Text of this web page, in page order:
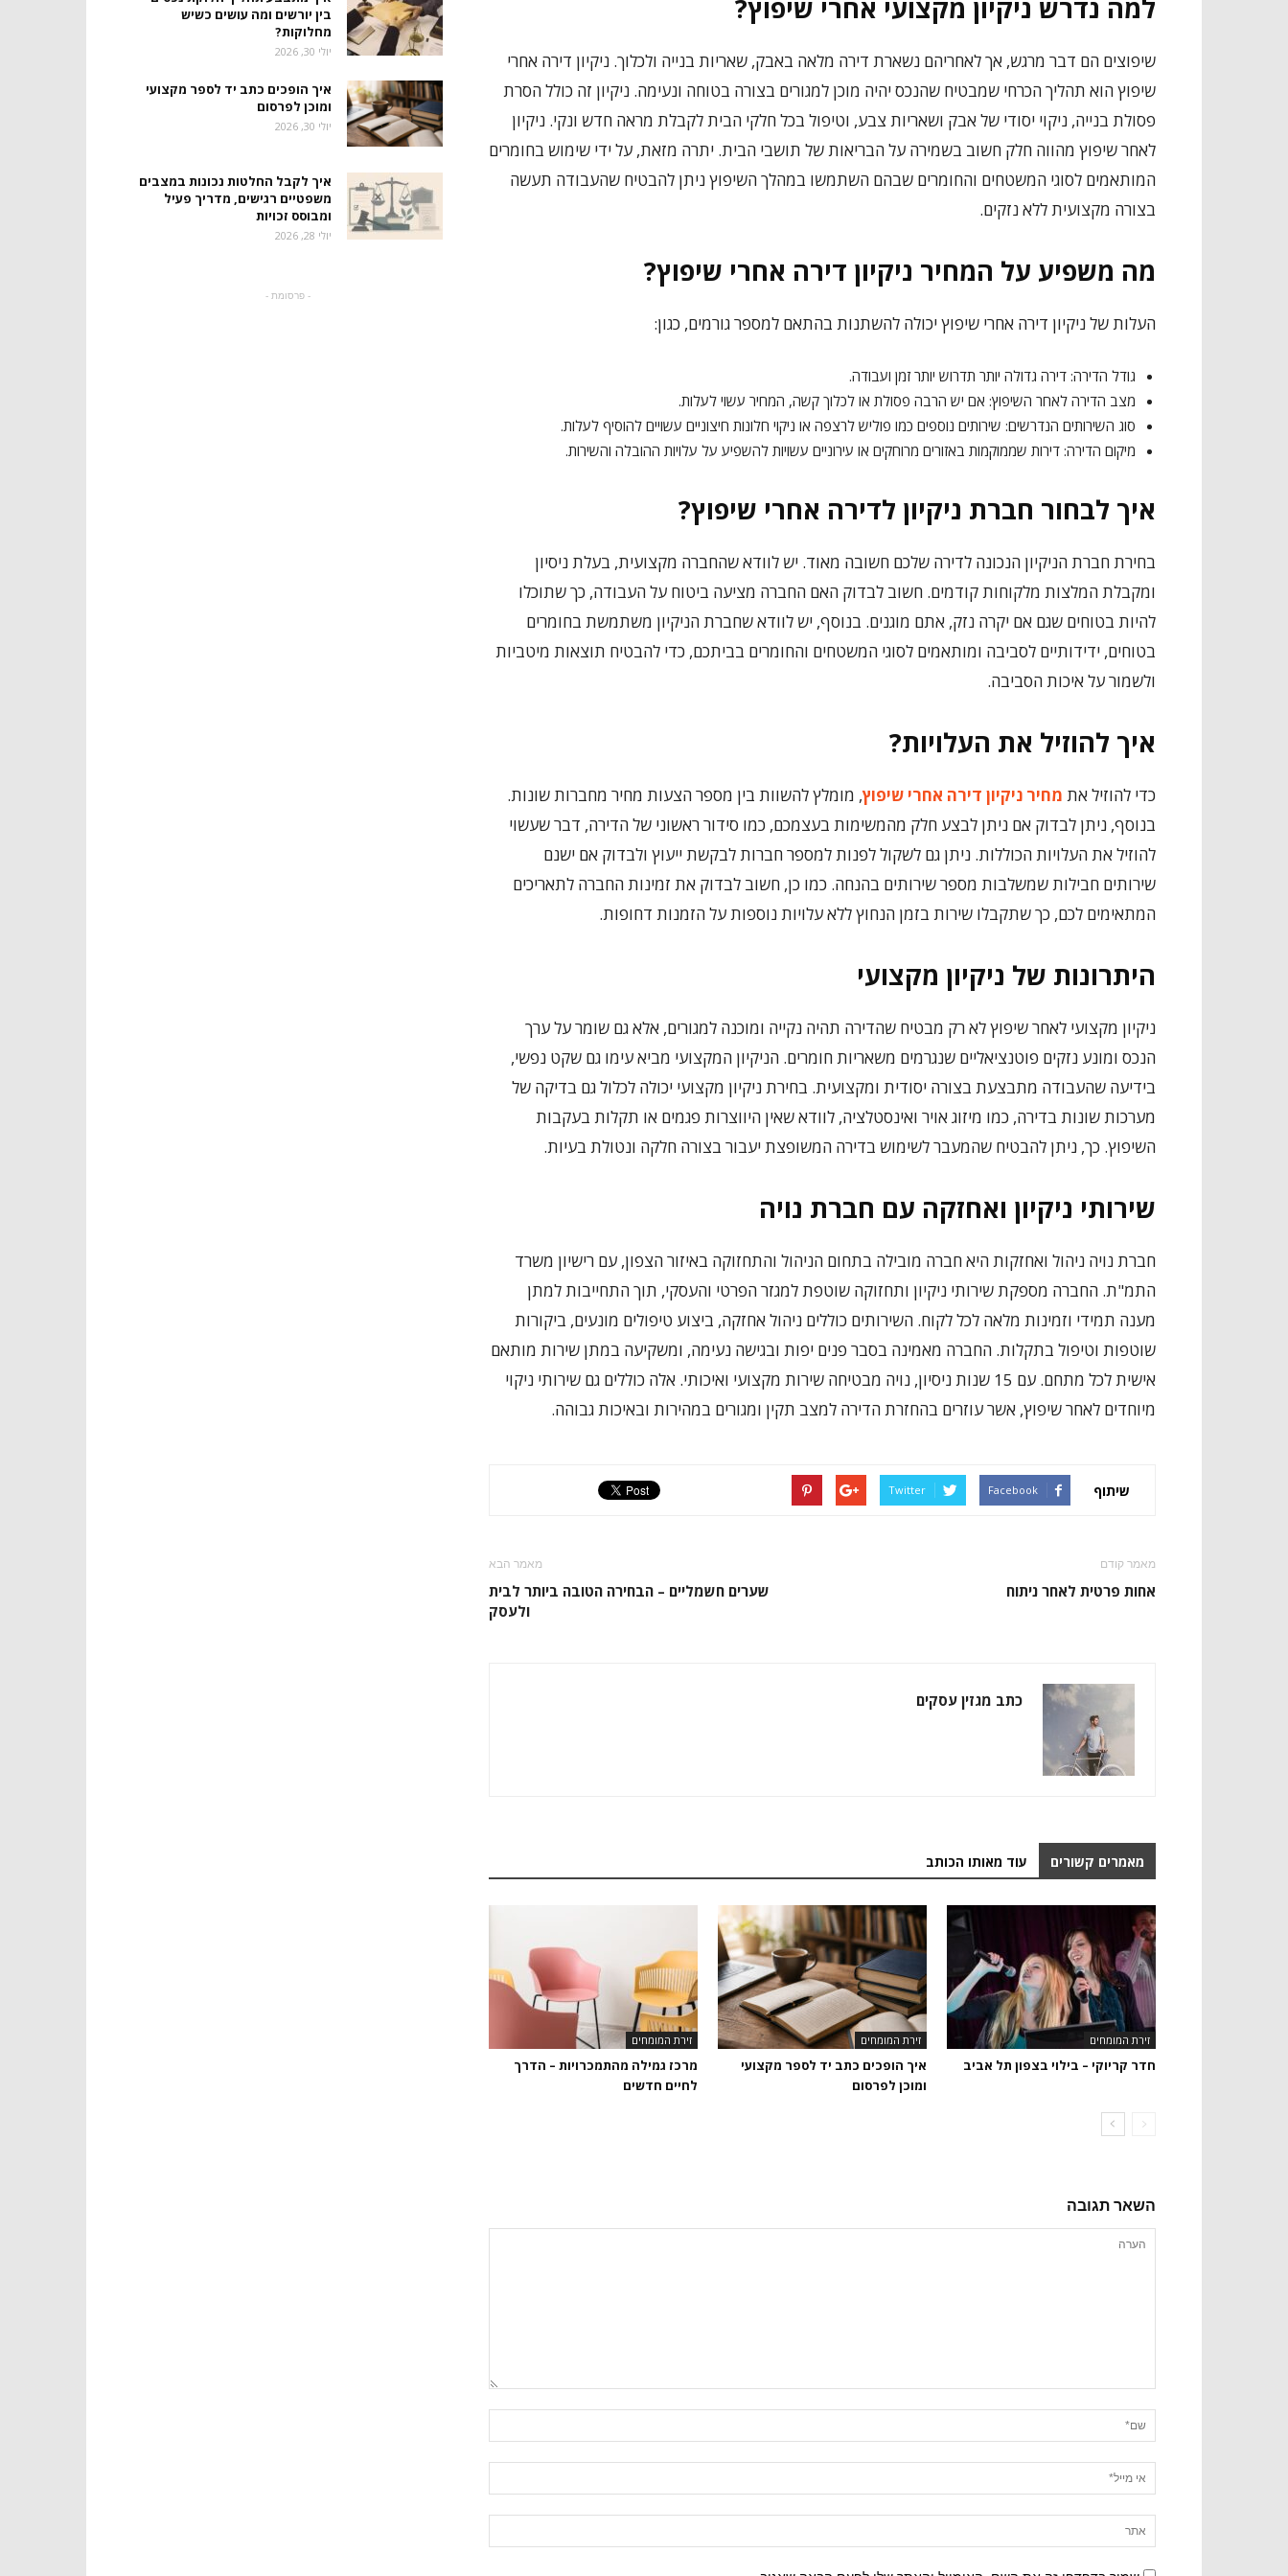
למה נדרש ניקיון מקצועי אחרי שיפוץ?
שיפוצים הם דבר מרגש, אך לאחריהם נשארת דירה מלאה באבק, שאריות בנייה ולכלוך. ניקיון דירה אחרי
שיפוץ הוא תהליך הכרחי שמבטיח שהנכס יהיה מוכן למגורים בצורה בטוחה ונעימה. ניקיון זה כולל הסרת
פסולת בנייה, ניקוי יסודי של אבק ושאריות צבע, וטיפול בכל חלקי הבית לקבלת מראה חדש ונקי. ניקיון
לאחר שיפוץ מהווה חלק חשוב בשמירה על הבריאות של תושבי הבית. יתרה מזאת, על ידי שימוש בחומרים
המותאמים לסוגי המשטחים והחומרים שבהם השתמשו במהלך השיפוץ ניתן להבטיח שהעבודה תעשה
בצורה מקצועית ללא נזקים.
מה משפיע על המחיר ניקיון דירה אחרי שיפוץ?
העלות של ניקיון דירה אחרי שיפוץ יכולה להשתנות בהתאם למספר גורמים, כגון:
גודל הדירה: דירה גדולה יותר תדרוש יותר זמן ועבודה.
מצב הדירה לאחר השיפוץ: אם יש הרבה פסולת או לכלוך קשה, המחיר עשוי לעלות.
סוג השירותים הנדרשים: שירותים נוספים כמו פוליש לרצפה או ניקוי חלונות חיצוניים עשויים להוסיף לעלות.
מיקום הדירה: דירות שממוקמות באזורים מרוחקים או עירוניים עשויות להשפיע על עלויות ההובלה והשירות.
איך לבחור חברת ניקיון לדירה אחרי שיפוץ?
בחירת חברת הניקיון הנכונה לדירה שלכם חשובה מאוד. יש לוודא שהחברה מקצועית, בעלת ניסיון
ומקבלת המלצות מלקוחות קודמים. חשוב לבדוק האם החברה מציעה ביטוח על העבודה, כך שתוכלו
להיות בטוחים שגם אם יקרה נזק, אתם מוגנים. בנוסף, יש לוודא שחברת הניקיון משתמשת בחומרים
בטוחים, ידידותיים לסביבה ומותאמים לסוגי המשטחים והחומרים בביתכם, כדי להבטיח תוצאות מיטביות
ולשמור על איכות הסביבה.
איך להוזיל את העלויות?
כדי להוזיל את מחיר ניקיון דירה אחרי שיפוץ, מומלץ להשוות בין מספר הצעות מחיר מחברות שונות.
בנוסף, ניתן לבדוק אם ניתן לבצע חלק מהמשימות בעצמכם, כמו סידור ראשוני של הדירה, דבר שעשוי
להוזיל את העלויות הכוללות. ניתן גם לשקול לפנות למספר חברות לבקשת ייעוץ ולבדוק אם ישנם
שירותים חבילות שמשלבות מספר שירותים בהנחה. כמו כן, חשוב לבדוק את זמינות החברה לתאריכים
המתאימים לכם, כך שתקבלו שירות בזמן הנחוץ ללא עלויות נוספות על הזמנות דחופות.
היתרונות של ניקיון מקצועי
ניקיון מקצועי לאחר שיפוץ לא רק מבטיח שהדירה תהיה נקייה ומוכנה למגורים, אלא גם שומר על ערך
הנכס ומונע נזקים פוטנציאליים שנגרמים משאריות חומרים. הניקיון המקצועי מביא עימו גם שקט נפשי,
בידיעה שהעבודה מתבצעת בצורה יסודית ומקצועית. בחירת ניקיון מקצועי יכולה לכלול גם בדיקה של
מערכות שונות בדירה, כמו מיזוג אויר ואינסטלציה, לוודא שאין היווצרות פגמים או תקלות בעקבות
השיפוץ. כך, ניתן להבטיח שהמעבר לשימוש בדירה המשופצת יעבור בצורה חלקה ונטולת בעיות.
שירותי ניקיון ואחזקה עם חברת נויה
חברת נויה ניהול ואחזקות היא חברה מובילה בתחום הניהול והתחזוקה באיזור הצפון, עם רישיון משרד
התמ"ת. החברה מספקת שירותי ניקיון ותחזוקה שוטפת למגזר הפרטי והעסקי, תוך התחייבות למתן
מענה תמידי וזמינות מלאה לכל לקוח. השירותים כוללים ניהול אחזקה, ביצוע טיפולים מונעים, ביקורות
שוטפות וטיפול בתקלות. החברה מאמינה בסבר פנים יפות ובגישה נעימה, ומשקיעה במתן שירות מותאם
אישית לכל מתחם. עם 15 שנות ניסיון, נויה מבטיחה שירות מקצועי ואיכותי. אלה כוללים גם שירותי ניקוי
מיוחדים לאחר שיפוץ, אשר עוזרים בהחזרת הדירה למצב תקין ומגורים במהירות ובאיכות גבוהה.
שיתוף Facebook
Twitter
מאמר קודם
אחות פרטית לאחר ניתוח
מאמר הבא
שערים חשמליים – הבחירה הטובה ביותר לבית
ולעסק
כתב מגזין עסקים
מאמרים קשורים עוד מאותו הכותב
זירת המומחים
חדר קריוקי – בילוי בצפון תל אביב
זירת המומחים
איך הופכים כתב יד לספר מקצועי
ומוכן לפרסום
זירת המומחים
מרכז גמילה מהתמכרויות – הדרך
לחיים חדשים
השאר תגובה
בין יורשים ומה עושים כשיש
מחלוקות?
יולי 30, 2026
איך הופכים כתב יד לספר מקצועי
ומוכן לפרסום
יולי 30, 2026
איך לקבל החלטות נכונות במצבים
משפטיים רגישים, מדריך פעיל
ומבוסס זכויות
יולי 28, 2026
- פרסומת -